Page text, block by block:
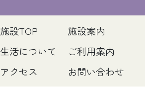
施設TOP
施設案内
生活について
ご利用案内
アクセス お問い合わせ